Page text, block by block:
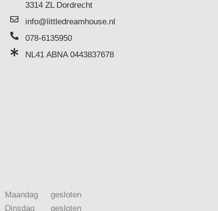
3314 ZL Dordrecht
info@littledreamhouse.nl
078-6135950
NL41 ABNA 0443837678
Maandag
Dinsdag
gesloten
gesloten